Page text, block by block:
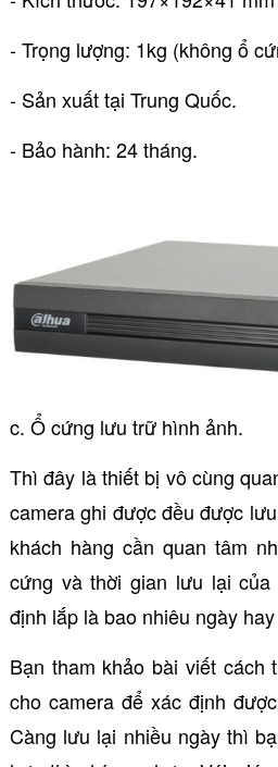
- Trọng lượng: 1kg (không ổ
- Sản xuất tại Trung Quốc.
- Bảo hành: 24 tháng.
c. Ổ cứng lưu trữ hình ảnh.
Thì đây là thiết bị vô cùng
camera ghi được đều được
khách hàng cần quan tâm
cứng và thời gian lưu lại
định lắp là bao nhiêu ngày
Bạn tham khảo bài viết
cho camera để xác định
Càng lưu lại nhiều ngày thì